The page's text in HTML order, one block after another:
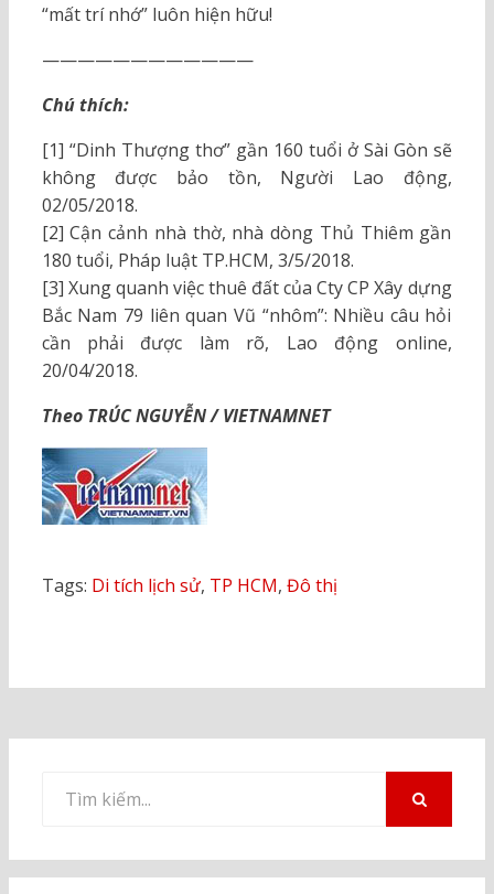
“mất trí nhớ” luôn hiện hữu!
————————————
Chú thích:
[1] “Dinh Thượng thơ” gần 160 tuổi ở Sài Gòn sẽ
không được bảo tồn, Người Lao động,
02/05/2018.
[2] Cận cảnh nhà thờ, nhà dòng Thủ Thiêm gần
180 tuổi, Pháp luật TP.HCM, 3/5/2018.
[3] Xung quanh việc thuê đất của Cty CP Xây dựng
Bắc Nam 79 liên quan Vũ “nhôm”: Nhiều câu hỏi
cần phải được làm rõ, Lao động online,
20/04/2018.
Theo TRÚC NGUYỄN / VIETNAMNET
Tags: Di tích lịch sử, TP HCM, Đô thị
kiếm